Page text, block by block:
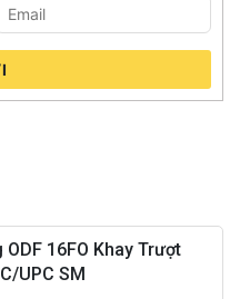
16FO Khay Trượt
UPC SM